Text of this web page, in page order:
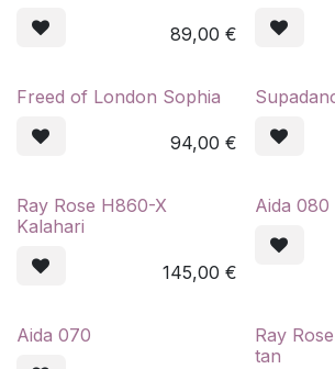
89,00 €
Freed of London Sophia
94,00 €
Ray Rose H860-X
Kalahari
145,00 €
Aida 080
Aida 070
Ray
tan